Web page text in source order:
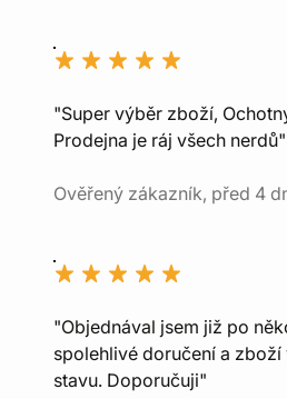
"Super výběr zboží,
Prodejna je ráj všech nerdů"
Ověřený zákazník, před 4
"Objednával jsem již po
spolehlivé doručení a
stavu. Doporučuji"